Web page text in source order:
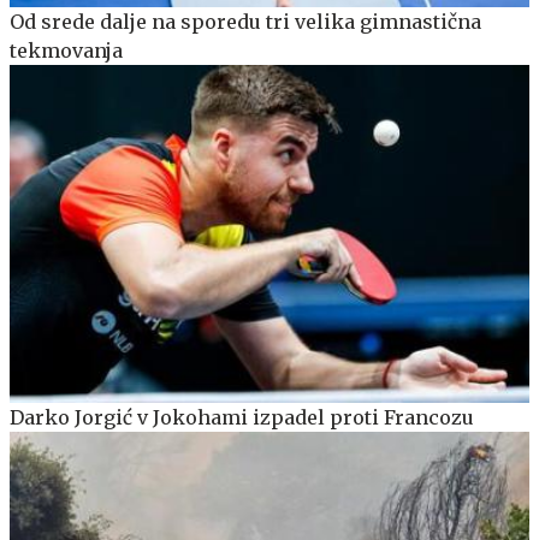
Od srede dalje na sporedu tri velika gimnastična
tekmovanja
Darko Jorgić v Jokohami izpadel proti Francozu